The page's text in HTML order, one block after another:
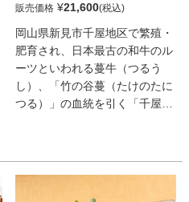
販売価格 ¥21,600
岡山県新見市千屋地区で繁殖・
肥育され、日本最古の和牛のル
ーツといわれる蔓牛（つるう
し）、「竹の谷蔓（たけのたに
つる）」の血統を引く「千屋
多いことで生まれるやわらかな